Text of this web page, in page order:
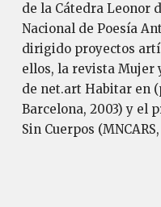
de la Cátedra Leonor
Nacional de Poesía
dirigido proyectos
ellos, la revista Mujer
de net.art Habitar en
Barcelona, 2003) y el
Sin Cuerpos